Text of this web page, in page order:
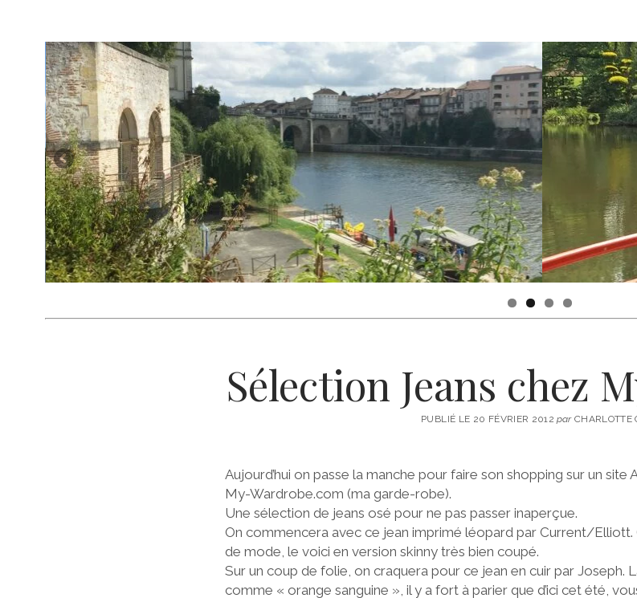
Sélection Jeans chez
PUBLIÉ LE 20 FÉVRIER 2012parCHARLOTTE
Aujourd’hui on passe la manche pour faire son shopping sur un site
My-Wardrobe.com (ma garde-robe).
Une sélection de jeans osé pour ne pas passer inaperçue.
On commencera avec ce jean imprimé léopard par Current/Elliott.
de mode, le voici en version skinny très bien coupé.
Sur un coup de folie, on craquera pour ce jean en cuir par Joseph.
comme « orange sanguine », il y a fort à parier que d’ici cet été,